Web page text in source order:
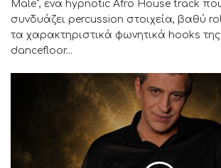
Male”, ένα hypnotic Afro House track
συνδυάζει percussion στοιχεία, βαθύ
τα χαρακτηριστικά φωνητικά hooks
dancefloor...